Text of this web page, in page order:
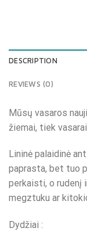
DESCRIPTION
REVIEWS (0)
Mūsų vasaros
žiemai, tiek vasarai.
Lininė palaidinė
paprasta, bet tuo
perkaisti, o rudenį
megztuku ar
Dydžiai :